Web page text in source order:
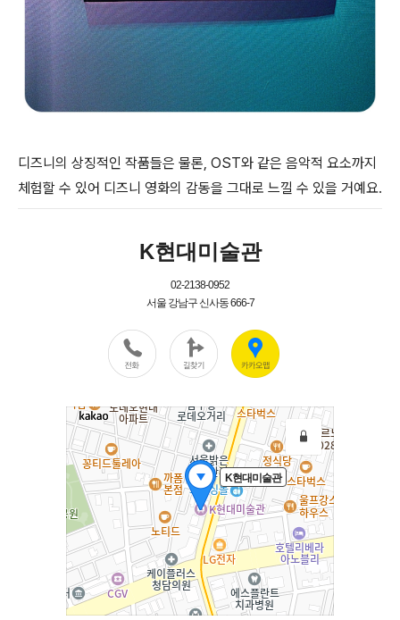
디즈니의 상징적인 작품들은 물론, OST와 같은 음악적 요소까지
체험할 수 있어 디즈니 영화의 감동을 그대로 느낄 수 있을 거예요.